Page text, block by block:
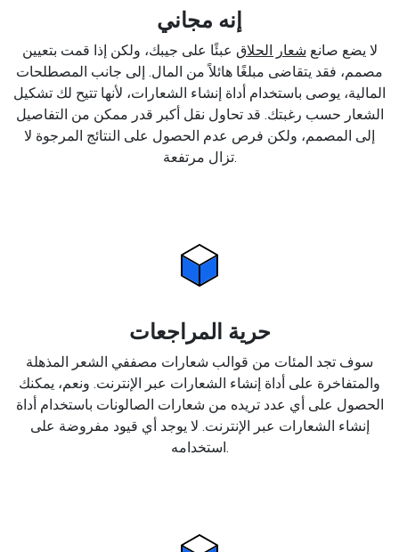
إنه مجاني
لا يضع صانع شعار الحلاق عبئًا على جيبك، ولكن إذا قمت بتعيين
مصمم، فقد يتقاضى مبلغًا هائلاً من المال. إلى جانب المصطلحات
المالية، يوصى باستخدام أداة إنشاء الشعارات، لأنها تتيح لك تشكيل
الشعار حسب رغبتك. قد تحاول نقل أكبر قدر ممكن من التفاصيل
إلى المصمم، ولكن فرص عدم الحصول على النتائج المرجوة لا
تزال مرتفعة.
حرية المراجعات
سوف تجد المئات من قوالب شعارات مصففي الشعر المذهلة
والمتفاخرة على أداة إنشاء الشعارات عبر الإنترنت. ونعم، يمكنك
الحصول على أي عدد تريده من شعارات الصالونات باستخدام أداة
إنشاء الشعارات عبر الإنترنت. لا يوجد أي قيود مفروضة على
استخدامه.